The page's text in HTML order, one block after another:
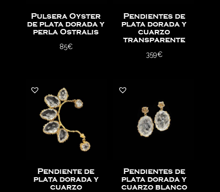
Pulsera Oyster
de plata dorada y
perla Ostralis
85€
Pendientes de
plata dorada y
cuarzo
transparente
359€
Pendiente de
plata dorada y
cuarzo
Pendientes de
plata dorada y
cuarzo blanco